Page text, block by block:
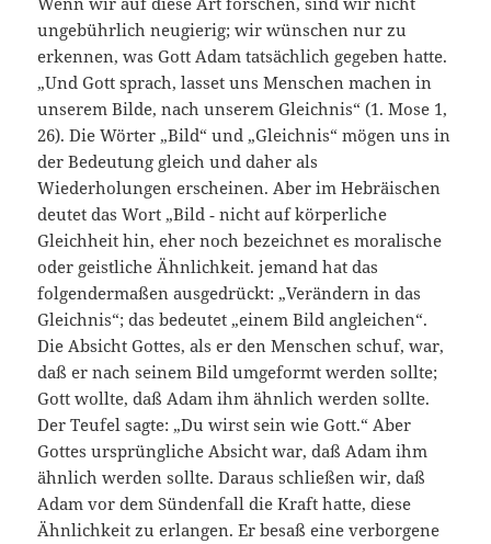
ungebührlich neugierig; wir wünschen nur zu
erkennen, was Gott Adam tatsächlich gegeben hatte.
„Und Gott sprach, lasset uns Menschen machen in
unserem Bilde, nach unserem Gleichnis“ (1. Mose 1,
26). Die Wörter „Bild“ und „Gleichnis“ mögen uns in
der Bedeutung gleich und daher als
Wiederholungen erscheinen. Aber im Hebräischen
deutet das Wort „Bild ‑ nicht auf körperliche
Gleichheit hin, eher noch bezeichnet es moralische
oder geistliche Ähnlichkeit. jemand hat das
folgendermaßen ausgedrückt: „Verändern in das
Gleichnis“; das bedeutet „einem Bild angleichen“.
Die Absicht Gottes, als er den Menschen schuf, war,
daß er nach seinem Bild umgeformt werden sollte;
Gott wollte, daß Adam ihm ähnlich werden sollte.
Der Teufel sagte: „Du wirst sein wie Gott.“ Aber
Gottes ursprüngliche Absicht war, daß Adam ihm
ähnlich werden sollte. Daraus schließen wir, daß
Adam vor dem Sündenfall die Kraft hatte, diese
Ähnlichkeit zu erlangen. Er besaß eine verborgene